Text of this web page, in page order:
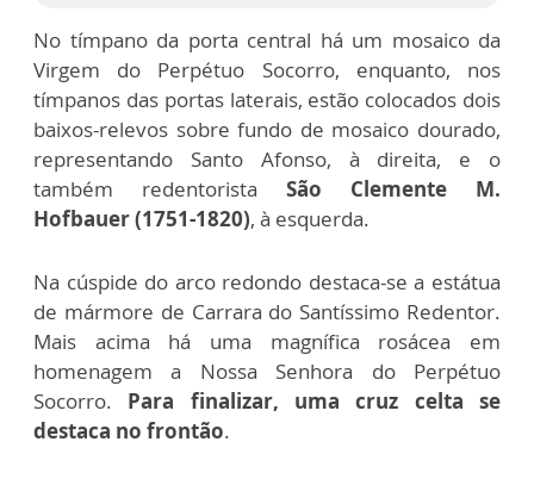
No tímpano da porta central há um mosaico da
Virgem do Perpétuo Socorro, enquanto, nos
tímpanos das portas laterais, estão colocados dois
baixos-relevos sobre fundo de mosaico dourado,
representando Santo Afonso, à direita, e o
também redentorista São Clemente M.
Hofbauer (1751-1820), à esquerda.
Na cúspide do arco redondo destaca-se a estátua
de mármore de Carrara do Santíssimo Redentor.
Mais acima há uma magnífica rosácea em
homenagem a Nossa Senhora do Perpétuo
Socorro. Para finalizar, uma cruz celta se
destaca no frontão.